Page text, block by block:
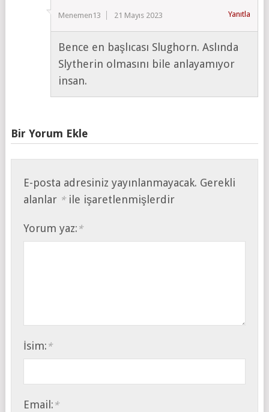
Menemen13 21 Mayıs 2023 Yanıtla
Bence en başlıcası Slughorn. Aslında
Slytherin olmasını bile anlayamıyor
insan.
Bir Yorum Ekle
E-posta adresiniz yayınlanmayacak. Gerekli
alanlar *ile işaretlenmişlerdir
Yorum yaz: *
İsim: *
Email: *